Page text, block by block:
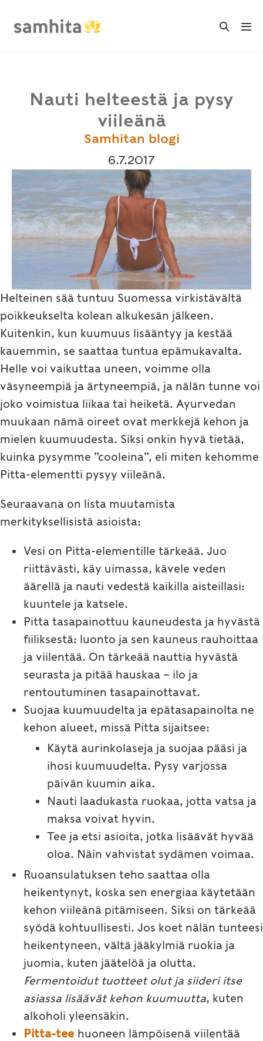
Search
Nauti helteestä ja pysy
viileänä
Samhitan blogi
6.7.2017
Helteinen sää tuntuu Suomessa virkistävältä
poikkeukselta kolean alkukesän jälkeen.
Kuitenkin, kun kuumuus lisääntyy ja kestää
kauemmin, se saattaa tuntua epämukavalta.
Helle voi vaikuttaa uneen, voimme olla
väsyneempiä ja ärtyneempiä, ja nälän tunne voi
joko voimistua liikaa tai heiketä. Ayurvedan
muukaan nämä oireet ovat merkkejä kehon ja
mielen kuumuudesta. Siksi onkin hyvä tietää,
kuinka pysymme ”cooleina”, eli miten kehomme
Pitta-elementti pysyy viileänä.
Seuraavana on lista muutamista
merkityksellisistä asioista:
Vesi on Pitta-elementille tärkeää. Juo
riittävästi, käy uimassa, kävele veden
äärellä ja nauti vedestä kaikilla aisteillasi:
kuuntele ja katsele.
Pitta tasapainottuu kauneudesta ja hyvästä
fiiliksestä: luonto ja sen kauneus rauhoittaa
ja viilentää. On tärkeää nauttia hyvästä
seurasta ja pitää hauskaa – ilo ja
rentoutuminen tasapainottavat.
Suojaa kuumuudelta ja epätasapainolta ne
kehon alueet, missä Pitta sijaitsee:
Käytä aurinkolaseja ja suojaa pääsi ja
ihosi kuumuudelta. Pysy varjossa
päivän kuumin aika.
Nauti laadukasta ruokaa, jotta vatsa ja
maksa voivat hyvin.
Tee ja etsi asioita, jotka lisäävät hyvää
oloa. Näin vahvistat sydämen voimaa.
Ruoansulatuksen teho saattaa olla
heikentynyt, koska sen energiaa käytetään
kehon viileänä pitämiseen. Siksi on tärkeää
syödä kohtuullisesti. Jos koet nälän tunteesi
heikentyneen, vältä jääkylmiä ruokia ja
juomia, kuten jäätelöä ja olutta.
Fermentoidut tuotteet olut ja siideri itse
asiassa lisäävät kehon kuumuutta, kuten
alkoholi yleensäkin.
Pitta-tee huoneen lämpöisenä viilentää